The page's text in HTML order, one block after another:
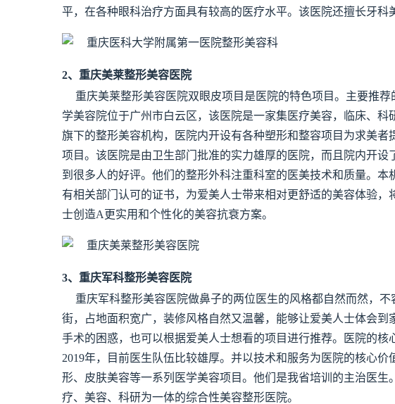
平，在各种眼科治疗方面具有较高的医疗水平。该医院还擅长牙科
2、重庆美莱整形美容医院
重庆美莱整形美容医院双眼皮项目是医院的特色项目。主要推
学美容院位于广州市白云区，该医院是一家集医疗美容，临床、科
旗下的整形美容机构，医院内开设有各种塑形和整容项目为求美者
项目。该医院是由卫生部门批准的实力雄厚的医院，而且院内开设
到很多人的好评。他们的整形外科注重科室的医美技术和质量。本
有相关部门认可的证书，为爱美人士带来相对更舒适的美容体验，
士创造A更实用和个性化的美容抗衰方案。
3、重庆军科整形美容医院
重庆军科整形美容医院做鼻子的两位医生的风格都自然而然，
街，占地面积宽广，装修风格自然又温馨，能够让爱美人士体会
手术的困惑，也可以根据爱美人士想看的项目进行推荐。医院的
2019年，目前医生队伍比较雄厚。并以技术和服务为医院的核心
形、皮肤美容等一系列医学美容项目。他们是我省培训的主治医生
疗、美容、科研为一体的综合性美容整形医院。